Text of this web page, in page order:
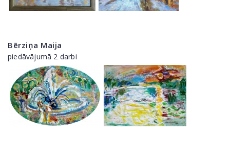
Bērziņa Maija
piedāvājumā 2 darbi